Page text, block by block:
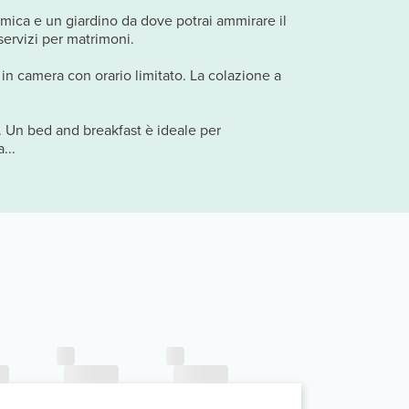
e un giardino da dove potrai ammirare il
per matrimoni.
camera con orario limitato. La colazione a
bed and breakfast è ideale per